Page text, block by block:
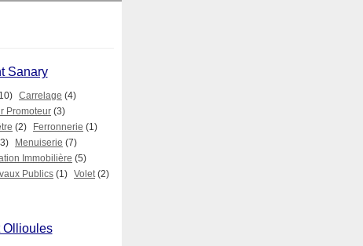
Sanary
Carrelage (4)
Promoteur (3)
(2) Ferronnerie (1)
Menuiserie (7)
Immobilière (5)
Publics (1) Volet (2)
Ollioules